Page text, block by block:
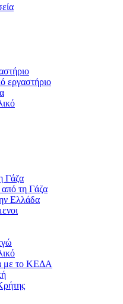
εργαστήριο
Γάζα
τη Γάζα
Ελλάδα
με το ΚΕΔΑ